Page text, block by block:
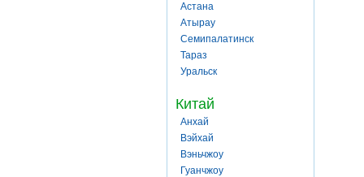
Астана
Атырау
Семипалатинск
Тараз
Уральск
Китай
Анхай
Вэйхай
Вэньчжоу
Гуанчжоу